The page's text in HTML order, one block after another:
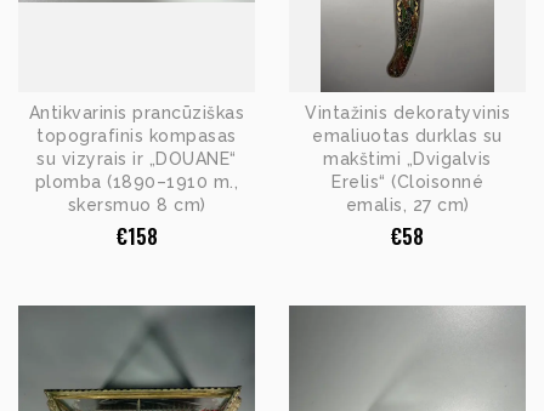
Antikvarinis prancūziškas
topografinis kompasas
su vizyrais ir „DOUANE“
plomba (1890–1910 m.,
skersmuo 8 cm)
€158
Vintažinis dekoratyvinis
emaliuotas durklas su
makštimi „Dvigalvis
Erelis“ (Cloisonné
emalis, 27 cm)
€58